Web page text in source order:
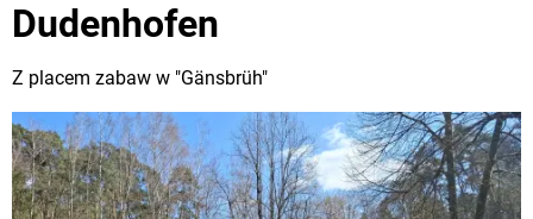
Dudenhofen
Z placem zabaw w "Gänsbrüh"